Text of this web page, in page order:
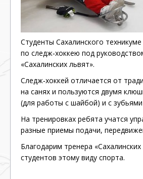
Студенты Сахалинского
по следж‐хоккею под
«Сахалинских львят».
Следж‐хоккей отличается от
на санях и пользуются двумя
(для работы с шайбой) и с
На тренировках ребята учатся
разные приемы подачи,
Благодарим тренера
студентов этому виду спорта.